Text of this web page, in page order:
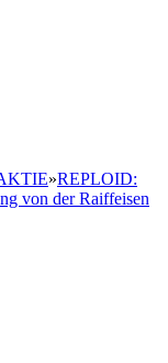
»REPLOID:
von der Raiffeisen